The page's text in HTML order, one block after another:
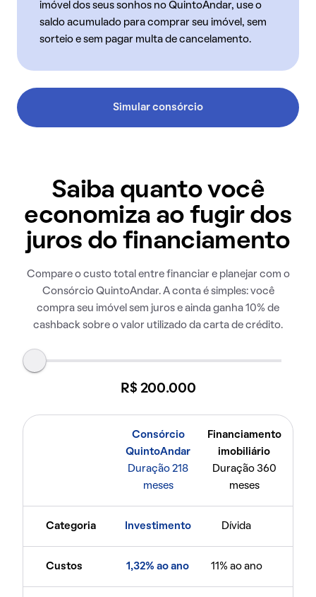
imóvel dos seus sonhos no QuintoAndar, use o
saldo acumulado para comprar seu imóvel, sem
sorteio e sem pagar multa de cancelamento.
Simular consórcio
Saiba quanto você
economiza ao fugir dos
juros do financiamento
Compare o custo total entre financiar e planejar com o
Consórcio QuintoAndar. A conta é simples: você
compra seu imóvel sem juros e ainda ganha 10% de
cashback sobre o valor utilizado da carta de crédito.
R$ 200.000
Consórcio
QuintoAndar
Duração 218
meses
Financiamento
imobiliário
Duração 360
meses
Categoria Investimento Dívida
Custos 1,32% ao ano 11% ao ano